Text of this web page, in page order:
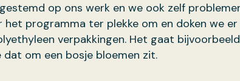
op ons werk en we ook zelf
programma ter plekke om en doken we er
verpakkingen. Het gaat
om een bosje bloemen zit.